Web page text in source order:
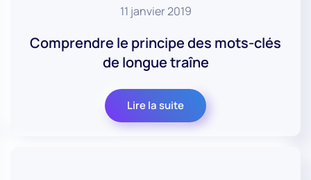
11 janvier 2019
Comprendre le principe des mots-clés
de longue traîne
Lire la suite